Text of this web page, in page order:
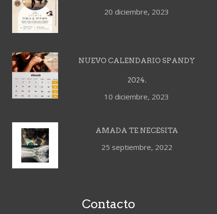
20 diciembre, 2023
NUEVO CALENDARIO SPANDY
2024.
10 diciembre, 2023
AMADA TE NECESITA
25 septiembre, 2022
Contacto